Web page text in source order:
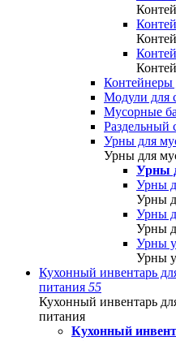
Модули для
Мусорные
Раздельный
Урны для
Урны для
Урны
Урны
Урны
Урны
Урны
Урны
Урны
Кухонный инвентарь
питания 55
Кухонный инвентарь
питания
Кухонный